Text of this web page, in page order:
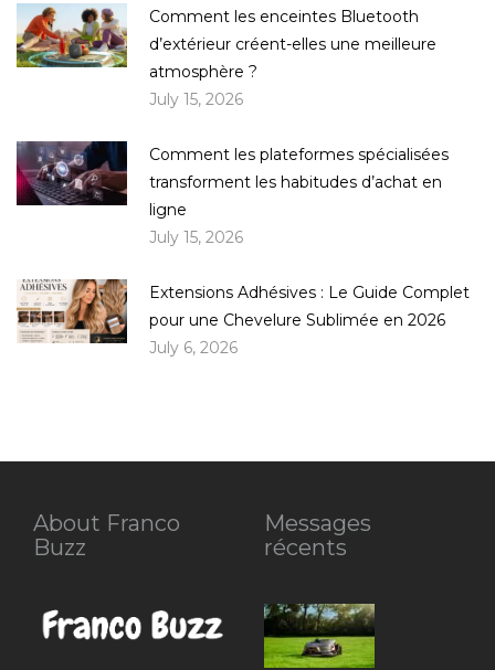
Comment les enceintes Bluetooth
d’extérieur créent-elles une meilleure
atmosphère ?
July 15, 2026
Comment les plateformes spécialisées
transforment les habitudes d’achat en
ligne
July 15, 2026
Extensions Adhésives : Le Guide Complet
pour une Chevelure Sublimée en 2026
July 6, 2026
About Franco
Buzz
Messages
récents